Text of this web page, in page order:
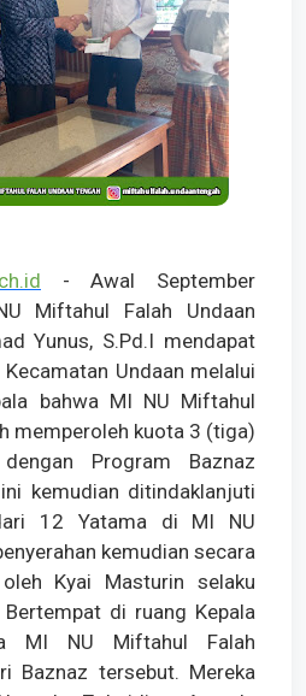
- Awal September
Miftahul Falah Undaan
Yunus, S.Pd.I mendapat
Undaan melalui
bahwa MI NU Miftahul
memperoleh kuota 3 (tiga)
Program Baznaz
kemudian ditindaklanjuti
12 Yatama di MI NU
kemudian secara
Kyai Masturin selaku
Bertempat di ruang Kepala
MI NU Miftahul Falah
Baznaz tersebut. Mereka